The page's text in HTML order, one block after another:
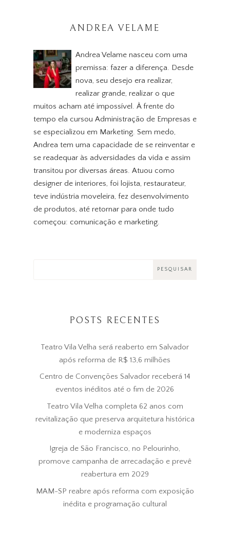
ANDREA VELAME
Andrea Velame nasceu com uma
premissa: fazer a diferença. Desde
nova, seu desejo era realizar,
realizar grande, realizar o que
muitos acham até impossível. À frente do
tempo ela cursou Administração de Empresas e
se especializou em Marketing. Sem medo,
Andrea tem uma capacidade de se reinventar e
se readequar às adversidades da vida e assim
transitou por diversas áreas. Atuou como
designer de interiores, foi lojista, restaurateur,
teve indústria moveleira, fez desenvolvimento
de produtos, até retornar para onde tudo
começou: comunicação e marketing.
POSTS RECENTES
Teatro Vila Velha será reaberto em Salvador
após reforma de R$ 13,6 milhões
Centro de Convenções Salvador receberá 14
eventos inéditos até o fim de 2026
Teatro Vila Velha completa 62 anos com
revitalização que preserva arquitetura histórica
e moderniza espaços
Igreja de São Francisco, no Pelourinho,
promove campanha de arrecadação e prevê
reabertura em 2029
MAM-SP reabre após reforma com exposição
inédita e programação cultural